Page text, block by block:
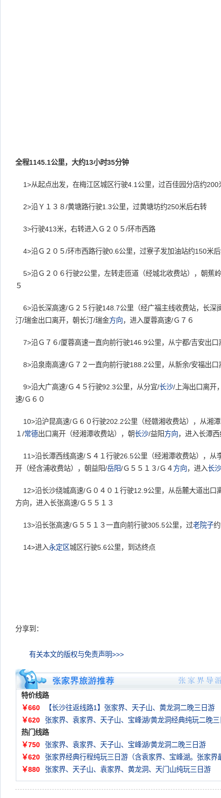
全程1145.1公里，大约13小时35分钟
1>从起点出发，在梅江区城区行驶4.1公里，过百佳园分店约200
2>沿Ｙ１３８/黄塘路行驶1.3公里，过黄塘坊约250米后右转
3>行驶413米，右转进入Ｇ２０５/环市西路
4>沿Ｇ２０５/环市西路行驶0.6公里，过寮子发加油站约150米
5>沿Ｇ２０６行驶2公里，左转走匝道（经城北收费站），朝蕉
５
6>沿长深高速/Ｇ２５行驶148.7公里（经广福主线收费站，长深
汀/瑞金出口离开，朝长汀/瑞金方向，进入厦蓉高速/Ｇ７６
7>沿Ｇ７６/厦蓉高速一直向前行驶146.9公里，从宁都/吉安出
8>沿泉南高速/Ｇ７２一直向前行驶188.2公里，从新余/安福出
9>沿大广高速/Ｇ４５行驶92.3公里，从分宜/长沙/上海出口离开
速/Ｇ６０
10>沿沪昆高速/Ｇ６０行驶202.2公里（经赣湘收费站），从湘
１/常德出口离开（经湘潭收费站），朝长沙/益阳方向，进入长潭
11>沿长潭西线高速/Ｓ４１行驶26.5公里（经湘潭收费站），从
开（经含浦收费站），朝益阳/岳阳/Ｇ５５１３/Ｇ４方向，进入长沙
12>沿长沙绕城高速/Ｇ０４０１行驶12.9公里，从岳麓大道出口
方向，进入长张高速/Ｇ５５１３
13>沿长张高速/Ｇ５５１３一直向前行驶305.5公里，过老院子
14>进入永定区城区行驶5.6公里，到达终点
分享到：
有关本文的版权与免责声明>>>
特价线路
￥660
【长沙往返线路1】张家界、天子山、黄龙洞二晚三日游
￥620
张家界、袁家界、天子山、宝峰湖/黄龙洞经典纯玩二晚三
热门线路
￥750
张家界、袁家界、天子山、宝峰湖/黄龙洞二晚三日游
￥620
张家界经典行程纯玩三日游（含袁家界、宝峰湖。张家界
￥880
张家界、天子山、袁家界、黄龙洞、天门山纯玩三日游